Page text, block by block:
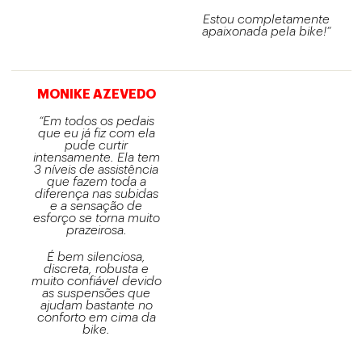
Estou completamente
apaixonada pela bike!”
MONIKE AZEVEDO
“Em todos os pedais
que eu já fiz com ela
pude curtir
intensamente. Ela tem
3 níveis de assistência
que fazem toda a
diferença nas subidas
e a sensação de
esforço se torna muito
prazeirosa.
É bem silenciosa,
discreta, robusta e
muito confiável devido
as suspensões que
ajudam bastante no
conforto em cima da
bike.